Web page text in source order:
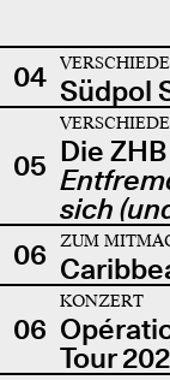
04 Südpol
05 Die
sich
06
ZUM
06
KONZERT
Tour